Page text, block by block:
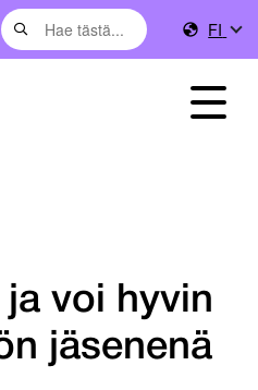
FI
voi hyvin
jäsenenä